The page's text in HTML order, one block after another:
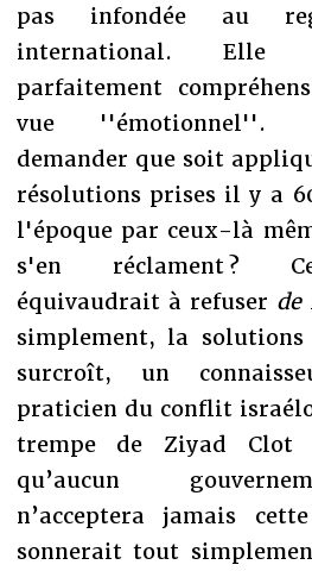
pas infondée au
international. Elle
parfaitement
vue ''émotionnel''.
demander que soit
résolutions prises il y a
l'époque par ceux-là
s'en réclament ?
équivaudrait à refuser de
simplement, la
surcroît, un
praticien du conflit
trempe de Ziyad Clot
qu’aucun
n’acceptera jamais
sonnerait tout